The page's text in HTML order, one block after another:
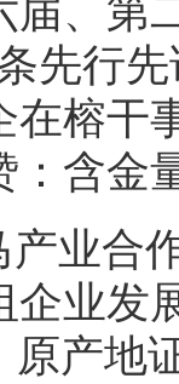
届、第
先行
在榕干
：含金
产业合
企业发
原产地